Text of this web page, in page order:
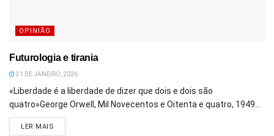
OPINIÃO
Futurologia e tirania
31 DE JANEIRO, 2026
«Liberdade é a liberdade de dizer que dois e dois são
quatro»George Orwell, Mil Novecentos e Oitenta e quatro, 1949...
LER MAIS